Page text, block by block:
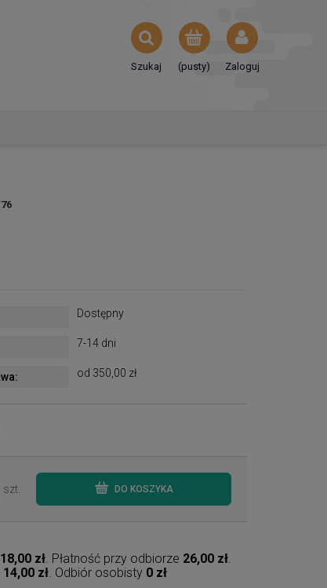
(pusty) Zaloguj
Szukaj
Dostępny
7-14 dni
od 350,00 zł
szt. DO KOSZYKA
18,00 zł. Płatność przy odbiorze 26,00 zł.
14,00 zł. Odbiór osobisty 0 zł